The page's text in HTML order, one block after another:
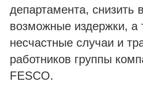
департамента, снизить
возможные издержки, а
несчастные случаи и
работников группы
FESCO.